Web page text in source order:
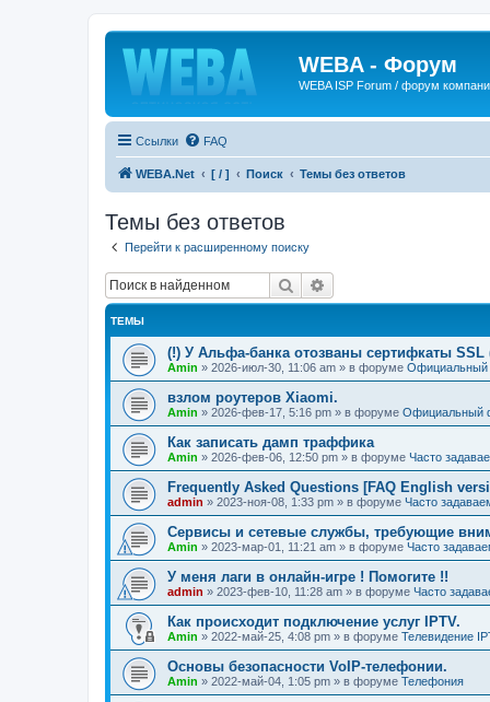
WEBA - Форум
WEBA ISP Forum / форум
Ссылки FAQ
WEBA.Net [ / ] Поиск Темы без ответов
Темы без ответов
Перейти к расширенному поиску
Поиск
ТЕМЫ
(!) У Альфа-банка отозваны сертифкаты SSL
Amin » 2026-июл-30, 11:06 am » в форуме
взлом роутеров Xiaomi.
Amin » 2026-фев-17, 5:16 pm » в форуме Официальный
Как записать дамп траффика
Amin » 2026-фев-06, 12:50 pm » в форуме Часто
Frequently Asked Questions [FAQ English
admin » 2023-ноя-08, 1:33 pm » в форуме Часто
Сервисы и сетевые службы, требующие
Amin » 2023-мар-01, 11:21 am » в форуме Часто
У меня лаги в онлайн-игре ! Помогите !!
admin » 2023-фев-10, 11:28 am » в форуме Часто
Как происходит подключение услуг IPTV.
Amin » 2022-май-25, 4:08 pm » в форуме Телевидение
Основы безопасности VoIP-телефонии.
Amin » 2022-май-04, 1:05 pm » в форуме Телефония